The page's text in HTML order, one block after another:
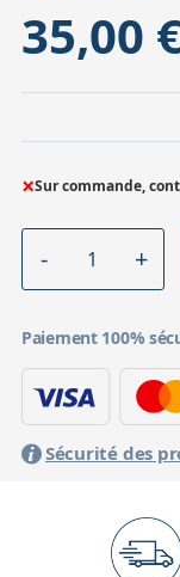
35,00
×Sur commande,
Paiement 100%
Sécurité des